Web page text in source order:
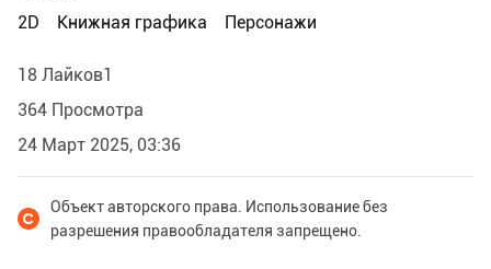
2D
Книжная графика Персонажи
18 Лайков1
364 Просмотра
24 Март 2025, 03:36
Объект авторского права. Использование без
разрешения правообладателя запрещено.